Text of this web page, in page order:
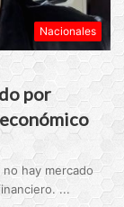
Nacionales
por
hay mercado
...